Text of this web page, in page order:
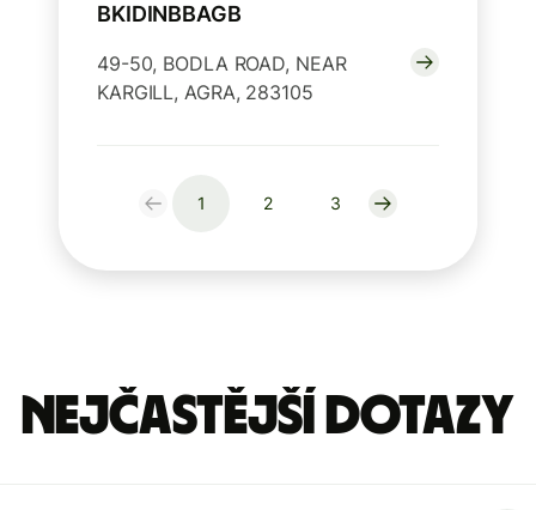
BKIDINBBAGB
49-50, BODLA ROAD, NEAR
KARGILL, AGRA, 283105
1 2 3
Nejčastější dotazy